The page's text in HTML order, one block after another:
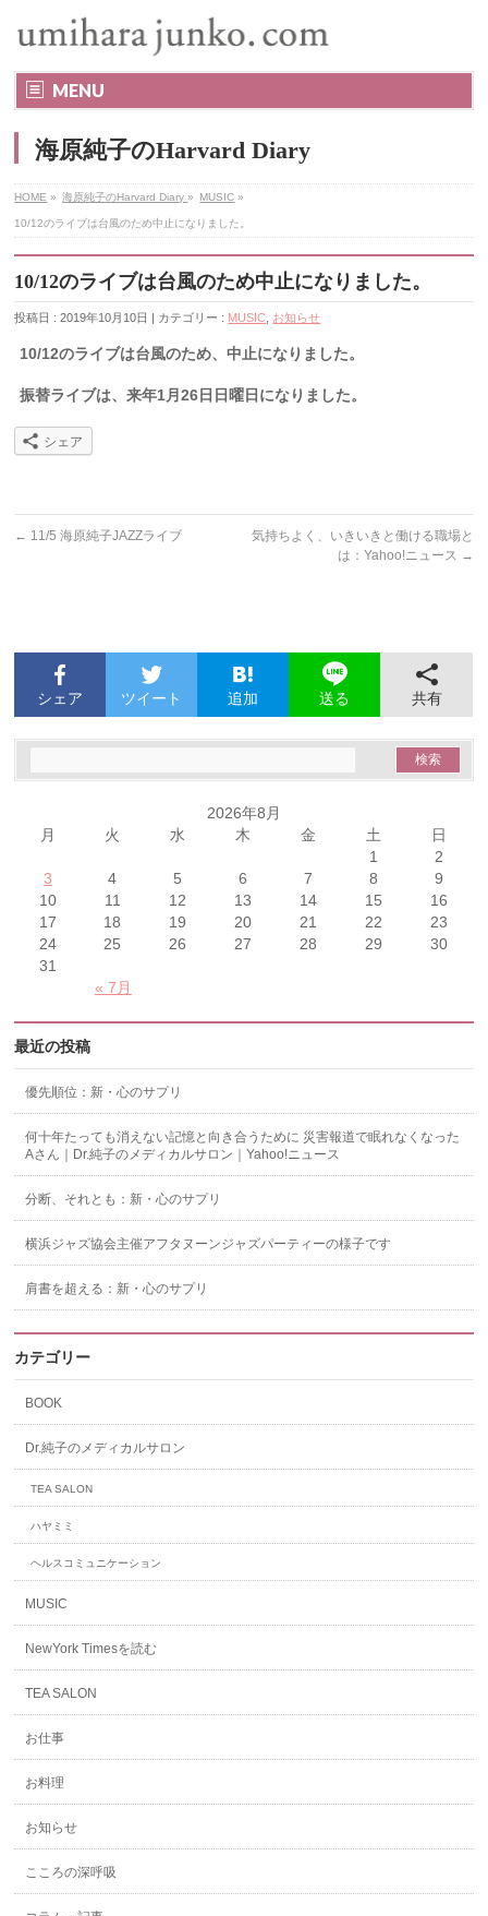
MENU
海原純子のHarvard Diary
HOME » 海原純子のHarvard Diary» MUSIC »
10/12のライブは台風のため中止になりました。
10/12のライブは台風のため中止になりました。
投稿日 : 2019年10月10日 | カテゴリー : MUSIC お知らせ
10/12のライブは台風のため、中止になりました。
振替ライブは、来年1月26日日曜日になりました。
シェア
← 11/5 海原純子JAZZライブ
気持ちよく、いきいきと働ける職場と
は：Yahoo!ニュース →
シェア ツイート 追加 送る 共有
2026年8月
月
火 水 木 金 土 日
« 7月
1
2
3
4 5 6 7 8
9
10
11 12 13 14 15
16
17
18 19 20 21 22
23
24
25 26 27 28 29
30
31
最近の投稿
優先順位：新・心のサプリ
何十年たっても消えない記憶と向き合うために 災害報道で眠れなくなった
Aさん｜Dr.純子のメディカルサロン｜Yahoo!ニュース
分断、それとも：新・心のサプリ
横浜ジャズ協会主催アフタヌーンジャズパーティーの様子です
肩書を超える：新・心のサプリ
カテゴリー
BOOK
Dr.純子のメディカルサロン
TEA SALON
ハヤミミ
ヘルスコミュニケーション
MUSIC
NewYork Timesを読む
TEA SALON
お仕事
お料理
お知らせ
こころの深呼吸